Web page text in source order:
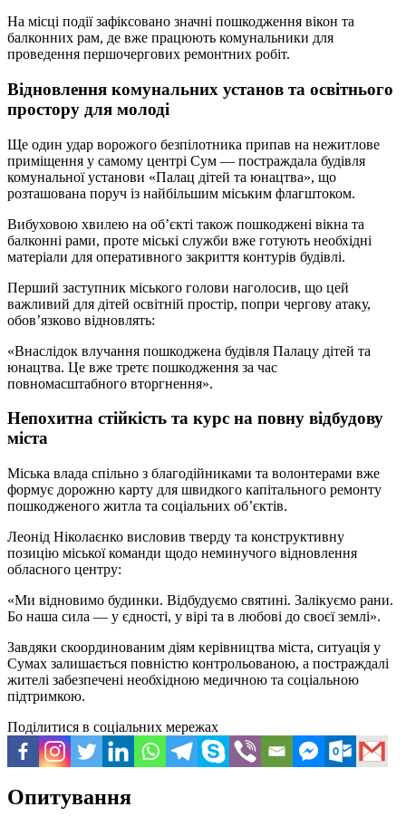
На місці події зафіксовано значні пошкодження вікон та
балконних рам, де вже працюють комунальники для
проведення першочергових ремонтних робіт.
Відновлення комунальних установ та освітнього
простору для молоді
Ще один удар ворожого безпілотника припав на нежитлове
приміщення у самому центрі Сум — постраждала будівля
комунальної установи «Палац дітей та юнацтва», що
розташована поруч із найбільшим міським флагштоком.
Вибуховою хвилею на об’єкті також пошкоджені вікна та
балконні рами, проте міські служби вже готують необхідні
матеріали для оперативного закриття контурів будівлі.
Перший заступник міського голови наголосив, що цей
важливий для дітей освітній простір, попри чергову атаку,
обов’язково відновлять:
«Внаслідок влучання пошкоджена будівля Палацу дітей та
юнацтва. Це вже третє пошкодження за час
повномасштабного вторгнення».
Непохитна стійкість та курс на повну відбудову
міста
Міська влада спільно з благодійниками та волонтерами вже
формує дорожню карту для швидкого капітального ремонту
пошкодженого житла та соціальних об’єктів.
Леонід Ніколаєнко висловив тверду та конструктивну
позицію міської команди щодо неминучого відновлення
обласного центру:
«Ми відновимо будинки. Відбудуємо святині. Залікуємо рани.
Бо наша сила — у єдності, у вірі та в любові до своєї землі».
Завдяки скоординованим діям керівництва міста, ситуація у
Сумах залишається повністю контрольованою, а постраждалі
жителі забезпечені необхідною медичною та соціальною
підтримкою.
Поділитися в соціальних мережах
Опитування